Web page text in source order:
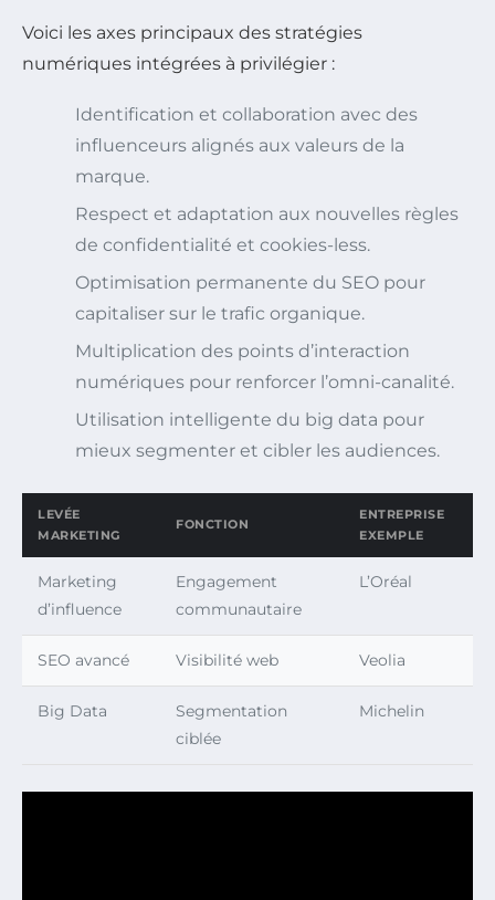
Voici les axes principaux des stratégies
numériques intégrées à privilégier :
Identification et collaboration avec des
influenceurs alignés aux valeurs de la
marque.
Respect et adaptation aux nouvelles règles
de confidentialité et cookies-less.
Optimisation permanente du SEO pour
capitaliser sur le trafic organique.
Multiplication des points d’interaction
numériques pour renforcer l’omni-canalité.
Utilisation intelligente du big data pour
mieux segmenter et cibler les audiences.
LEVÉE
MARKETING
FONCTION
ENTREPRISE
EXEMPLE
Marketing
d’influence
Engagement
communautaire
L’Oréal
SEO avancé Visibilité web Veolia
Big Data
Segmentation
ciblée
Michelin